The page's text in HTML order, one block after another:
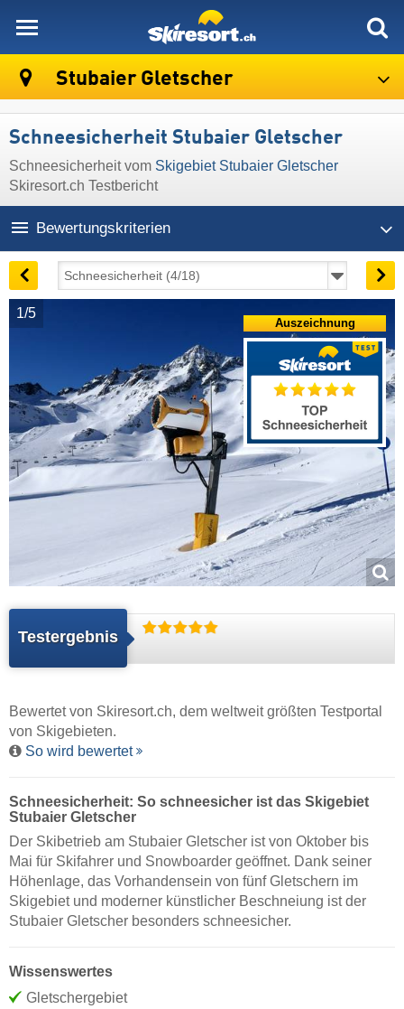
Stubaier Gletscher
Schneesicherheit Stubaier Gletscher
Schneesicherheit vom Skigebiet Stubaier Gletscher
Skiresort.ch Testbericht
Bewertungskriterien
1/5
Testergebnis
Auszeichnung
Bewertet von Skiresort.ch, dem weltweit größten Testportal
von Skigebieten.
So wird bewertet
Schneesicherheit: So schneesicher ist das Skigebiet
Stubaier Gletscher
Der Skibetrieb am Stubaier Gletscher ist von Oktober bis
Mai für Skifahrer und Snowboarder geöffnet. Dank seiner
Höhenlage, das Vorhandensein von fünf Gletschern im
Skigebiet und moderner künstlicher Beschneiung ist der
Stubaier Gletscher besonders schneesicher.
Wissenswertes
Gletschergebiet